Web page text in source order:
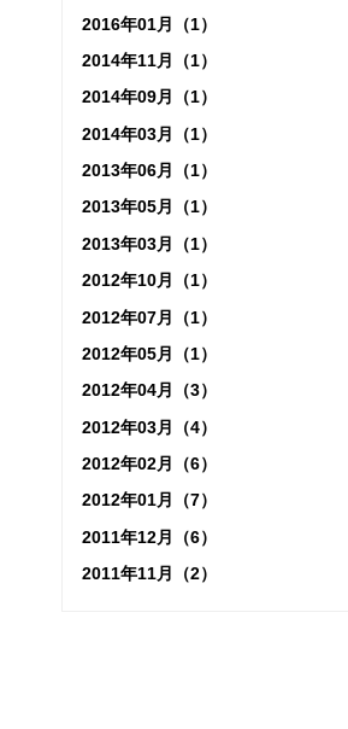
2016年01月（1）
2014年11月（1）
2014年09月（1）
2014年03月（1）
2013年06月（1）
2013年05月（1）
2013年03月（1）
2012年10月（1）
2012年07月（1）
2012年05月（1）
2012年04月（3）
2012年03月（4）
2012年02月（6）
2012年01月（7）
2011年12月（6）
2011年11月（2）